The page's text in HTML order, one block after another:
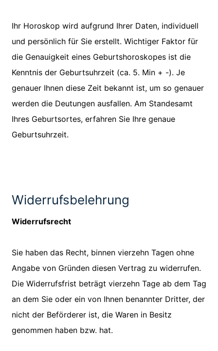
Ihr Horoskop wird aufgrund Ihrer Daten, individuell
und persönlich für Sie erstellt. Wichtiger Faktor für
die Genauigkeit eines Geburtshoroskopes ist die
Kenntnis der Geburtsuhrzeit (ca. 5. Min + -). Je
genauer Ihnen diese Zeit bekannt ist, um so genauer
werden die Deutungen ausfallen. Am Standesamt
Ihres Geburtsortes, erfahren Sie Ihre genaue
Geburtsuhrzeit.
Widerrufsbelehrung
Widerrufsrecht
Sie haben das Recht, binnen vierzehn Tagen ohne
Angabe von Gründen diesen Vertrag zu widerrufen.
Die Widerrufsfrist beträgt vierzehn Tage ab dem Tag
an dem Sie oder ein von Ihnen benannter Dritter, der
nicht der Beförderer ist, die Waren in Besitz
genommen haben bzw. hat.